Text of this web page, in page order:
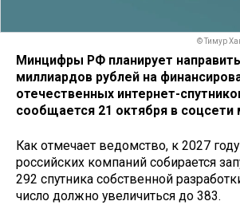
© Тимур
Минцифры РФ планирует
миллиардов рублей на
отечественных интернет-
сообщается 21 октября в соцсети
Как отмечает ведомство, к 2027
российских компаний собирается
292 спутника собственной
число должно увеличиться до 383.